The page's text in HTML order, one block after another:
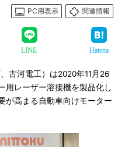
PC用表示
関連情報
LINE Hatena
古河電工）は2020年11月26
用レーザー溶接機を製品化し
が高まる自動車向けモーター